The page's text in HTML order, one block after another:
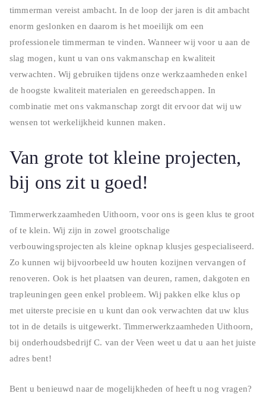
timmerman vereist ambacht. In de loop der jaren is dit ambacht
enorm geslonken en daarom is het moeilijk om een
professionele timmerman te vinden. Wanneer wij voor u aan de
slag mogen, kunt u van ons vakmanschap en kwaliteit
verwachten. Wij gebruiken tijdens onze werkzaamheden enkel
de hoogste kwaliteit materialen en gereedschappen. In
combinatie met ons vakmanschap zorgt dit ervoor dat wij uw
wensen tot werkelijkheid kunnen maken.
Van grote tot kleine projecten,
bij ons zit u goed!
Timmerwerkzaamheden Uithoorn, voor ons is geen klus te groot
of te klein. Wij zijn in zowel grootschalige
verbouwingsprojecten als kleine opknap klusjes gespecialiseerd.
Zo kunnen wij bijvoorbeeld uw houten kozijnen vervangen of
renoveren. Ook is het plaatsen van deuren, ramen, dakgoten en
trapleuningen geen enkel probleem. Wij pakken elke klus op
met uiterste precisie en u kunt dan ook verwachten dat uw klus
tot in de details is uitgewerkt. Timmerwerkzaamheden Uithoorn,
bij onderhoudsbedrijf C. van der Veen weet u dat u aan het juiste
adres bent!
Bent u benieuwd naar de mogelijkheden of heeft u nog vragen?